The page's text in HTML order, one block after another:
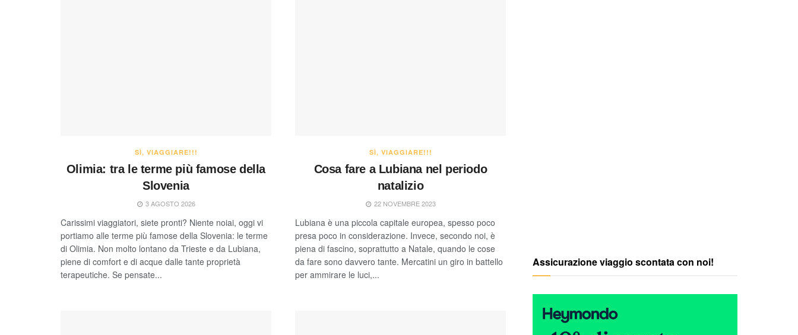
SÌ, VIAGGIARE!!!
Olimia: tra le terme più famose della
Slovenia
3 AGOSTO 2026
Carissimi viaggiatori, siete pronti? Niente noiai, oggi vi
portiamo alle terme più famose della Slovenia: le terme
di Olimia. Non molto lontano da Trieste e da Lubiana,
piene di comfort e di acque dalle tante proprietà
terapeutiche. Se pensate...
SÌ, VIAGGIARE!!!
Cosa fare a Lubiana nel periodo
natalizio
22 NOVEMBRE 2023
Lubiana è una piccola capitale europea, spesso poco
presa poco in considerazione. Invece, secondo noi, è
piena di fascino, soprattutto a Natale, quando le cose
da fare sono davvero tante. Mercatini un giro in battello
per ammirare le luci,...
Assicurazione viaggio scontata con noi!